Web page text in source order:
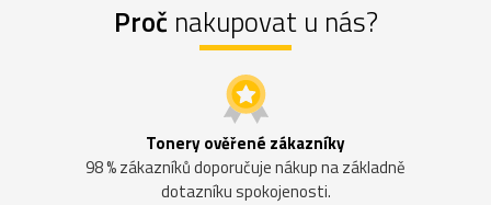
Proč nakupovat u nás?
Tonery ověřené zákazníky
98 % zákazníků doporučuje nákup na základně
dotazníku spokojenosti.